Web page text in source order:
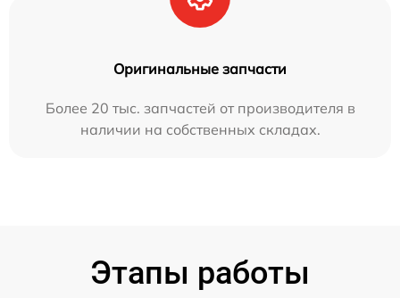
Оригинальные запчасти
Более 20 тыс. запчастей от производителя в
наличии на собственных складах.
Этапы работы